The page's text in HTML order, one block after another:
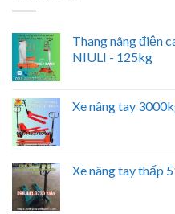
Thang nâng điện
NIULI - 125kg
Xe nâng tay
Xe nâng tay thấp